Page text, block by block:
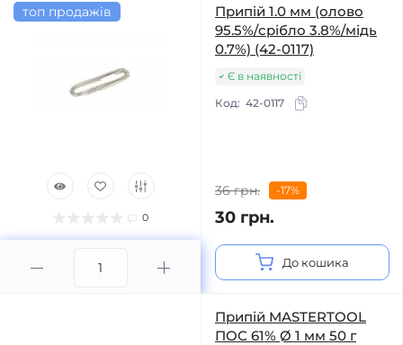
топ продажів
0
Припій 1.0 мм (олово
95.5%/срібло 3.8%/мідь
0.7%) (42-0117)
Є в наявності
Код: 42-0117
36 грн. -17%
30 грн.
До кошика
Припій MASTERTOOL
ПОС 61% Ø 1 мм 50 г